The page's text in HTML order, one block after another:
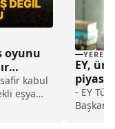
oyunu
kabul
eşya
YEREL
EY,
- EY